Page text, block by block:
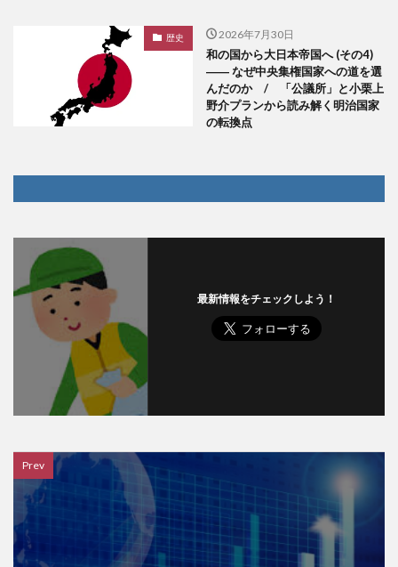
歴史 2026年7月30日
和の国から大日本帝国へ (その4)
―― なぜ中央集権国家への道を選
んだのか / 「公議所」と小栗上
野介プランから読み解く明治国家
の転換点
最新情報をチェックしよう！
Prev